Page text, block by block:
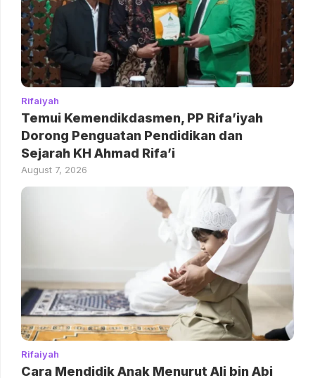
Rifaiyah
Temui Kemendikdasmen, PP Rifa’iyah
Dorong Penguatan Pendidikan dan
Sejarah KH Ahmad Rifa’i
August 7, 2026
Rifaiyah
Cara Mendidik Anak Menurut Ali bin Abi